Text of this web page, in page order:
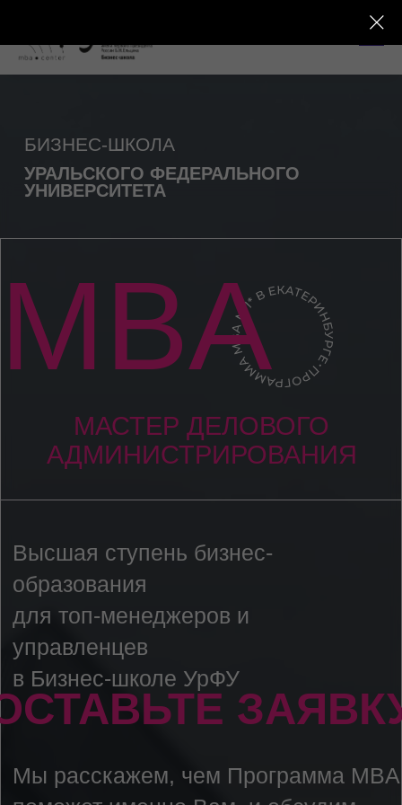
СТАРТ ПРОГРАММЫ
ОКТЯБРЬ 2026
образования
для топ-менеджеров и
управленцев
МАСТЕР ДЕЛОВОГО
АДМИНИСТРИРОВАНИЯ
УНИВЕРСИТЕТА
ЗАЯВКУ
Мы расскажем, чем Программа MBA
поможет именно Вам, и обсудим
Ваши цели на обучение
MBA